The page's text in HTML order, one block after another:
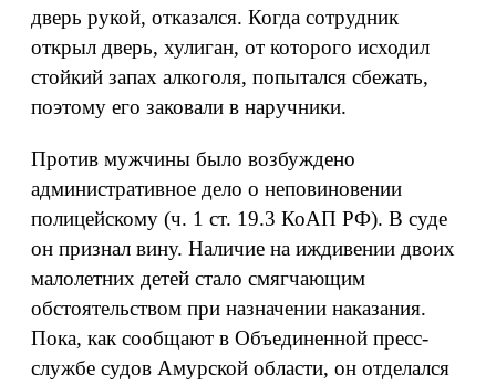
дверь рукой, отказался. Когда сотрудник
открыл дверь, хулиган, от которого исходил
стойкий запах алкоголя, попытался сбежать,
поэтому его заковали в наручники.
Против мужчины было возбуждено
административное дело о неповиновении
полицейскому (ч. 1 ст. 19.3 КоАП РФ). В суде
он признал вину. Наличие на иждивении двоих
малолетних детей стало смягчающим
обстоятельством при назначении наказания.
Пока, как сообщают в Объединенной пресс-
службе судов Амурской области, он отделался